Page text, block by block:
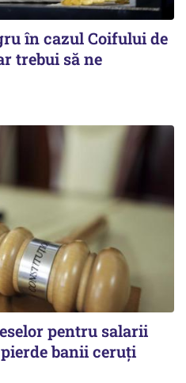
în cazul Coifului de
trebui să ne
pentru salarii
banii ceruți